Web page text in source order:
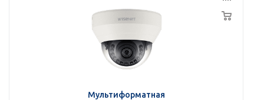
Мультиформатная